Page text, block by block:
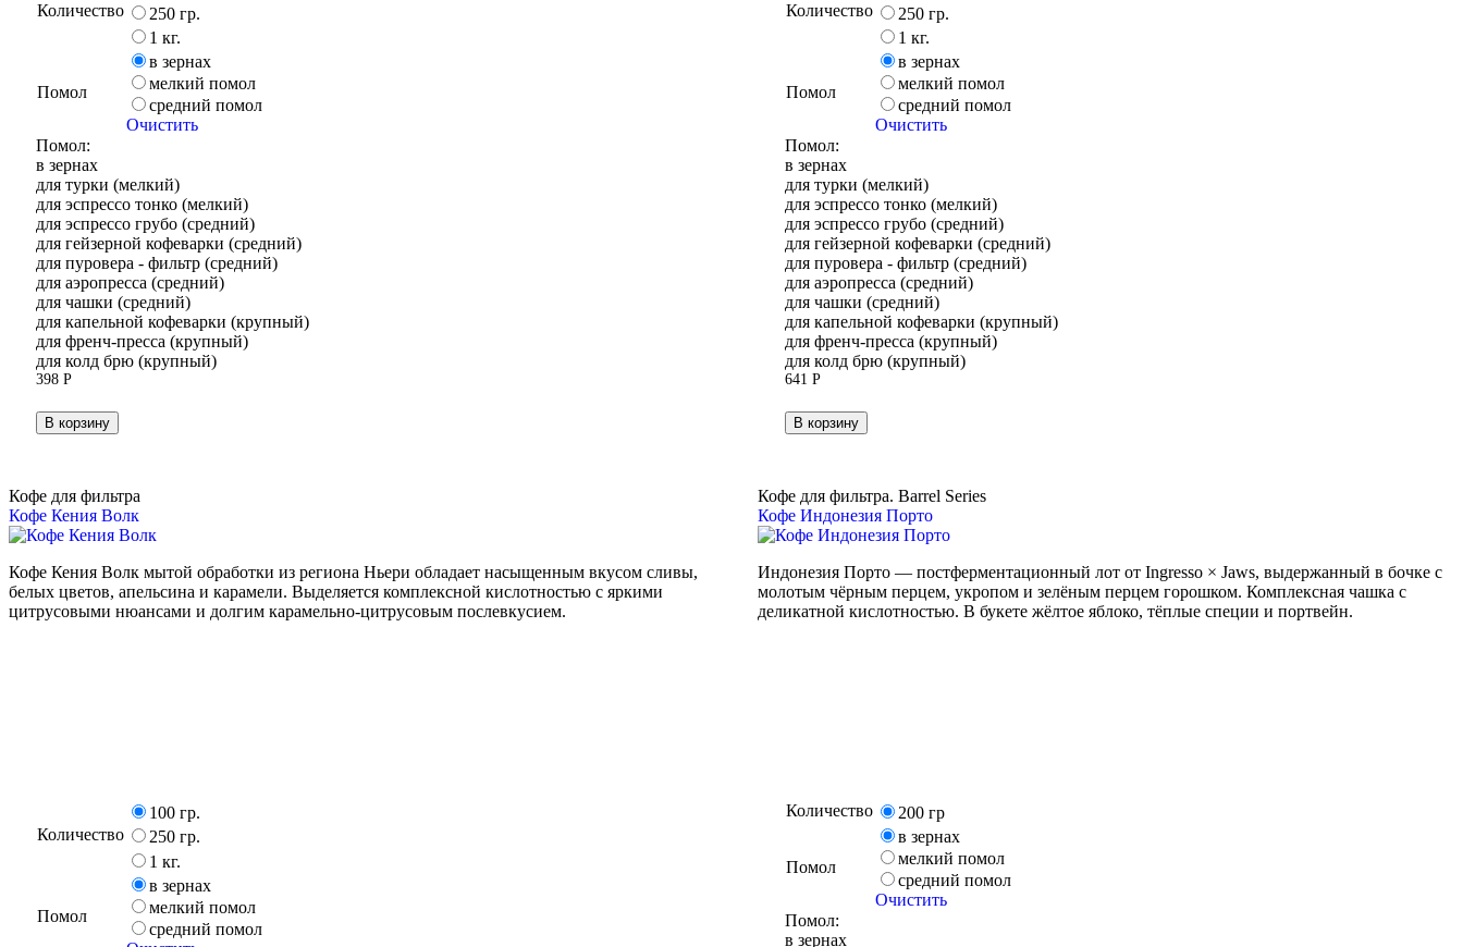
Количество
250 гр.
1 кг.
Помол
в зернах
мелкий помол
средний помол
Очистить
Помол:
в зернах
для турки (мелкий)
для эспрессо тонко (мелкий)
для эспрессо грубо (средний)
для гейзерной кофеварки (средний)
для пуровера - фильтр (средний)
для аэропресса (средний)
для чашки (средний)
для капельной кофеварки (крупный)
для френч-пресса (крупный)
для колд брю (крупный)
398Р
В корзину
Количество
250 гр.
1 кг.
Помол
в зернах
мелкий помол
средний помол
Очистить
Помол:
в зернах
для турки (мелкий)
для эспрессо тонко (мелкий)
для эспрессо грубо (средний)
для гейзерной кофеварки (средний)
для пуровера - фильтр (средний)
для аэропресса (средний)
для чашки (средний)
для капельной кофеварки (крупный)
для френч-пресса (крупный)
для колд брю (крупный)
641Р
В корзину
Кофе для фильтра
Кофе Кения Волк
Кофе Кения Волк мытой обработки из региона Ньери обладает насыщенным вкусом сливы,
белых цветов, апельсина и карамели. Выделяется комплексной кислотностью с яркими
цитрусовыми нюансами и долгим карамельно-цитрусовым послевкусием.
Количество
100 гр.
250 гр.
1 кг.
Помол
в зернах
мелкий помол
средний помол
Кофе для фильтра. Barrel Series
Кофе Индонезия Порто
Индонезия Порто — постферментационный лот от Ingresso × Jaws, выдержанный в бочке с
молотым чёрным перцем, укропом и зелёным перцем горошком. Комплексная чашка с
деликатной кислотностью. В букете жёлтое яблоко, тёплые специи и портвейн.
Количество 200 гр
Помол
в зернах
мелкий помол
средний помол
Очистить
Помол:
в зернах